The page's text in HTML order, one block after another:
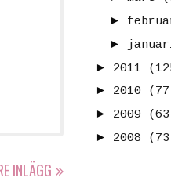
INLÄGG
►
►
► 2011
► 2010
► 2009
► 2008